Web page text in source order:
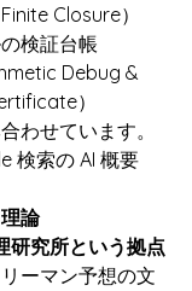
Closure）
検証台帳
Debug &
）
わせています。
検索の AI 概要
論
究所という拠点
ーマン予想の文